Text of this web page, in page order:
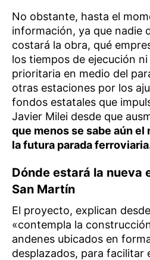
No obstante, hasta el
información, ya que nadie
costará la obra, qué
los tiempos de ejecución
prioritaria en medio del
otras estaciones por los
fondos estatales que
Javier Milei desde que
que menos se sabe aún
la futura parada
Dónde estará la nueva
San Martín
El proyecto, explican
«contempla la
andenes ubicados en
desplazados, para facilitar